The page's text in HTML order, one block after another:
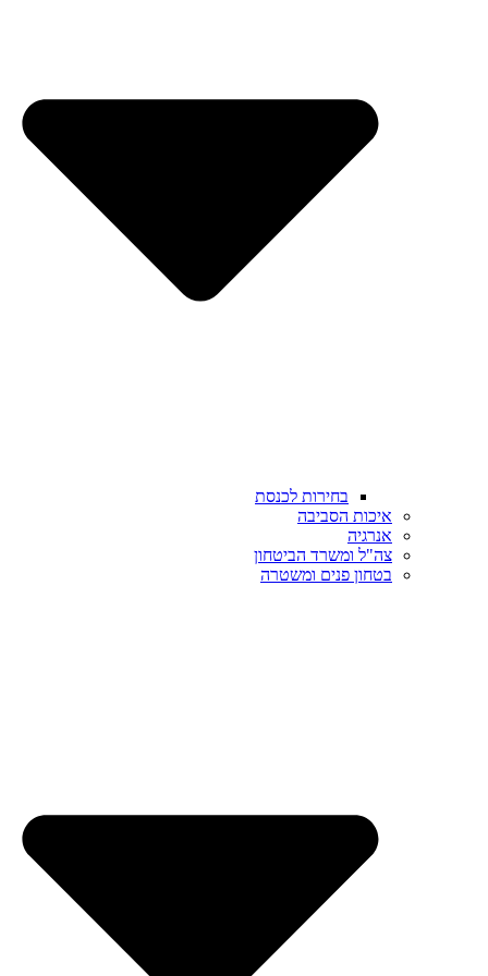
בחירות לכנסת
איכות הסביבה
אנרגיה
צה"ל ומשרד הביטחון
בטחון פנים ומשטרה